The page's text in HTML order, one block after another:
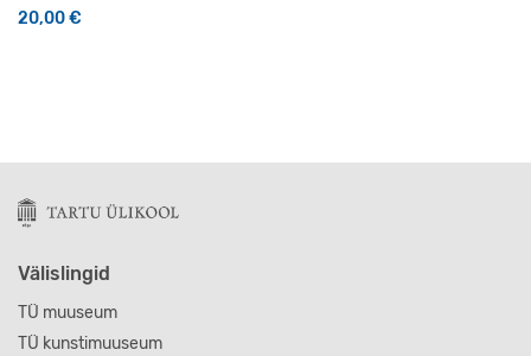
20,00€
Välislingid
TÜ muuseum
TÜ kunstimuuseum